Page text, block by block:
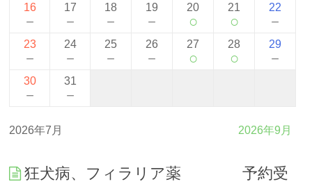
16
－
17
－
18
－
19
－
20
○
21
○
22
－
23
－
24
－
25
－
26
－
27
○
28
○
29
－
30
－
31
－
2026年7月 2026年9月
狂犬病、フィラリア薬 予約受